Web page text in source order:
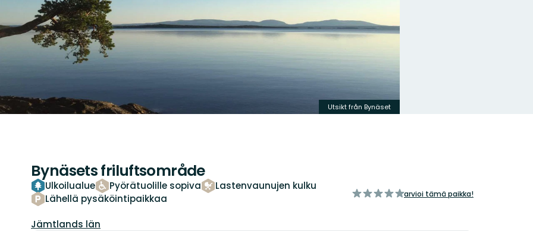
Utsikt från Bynäset
Bynäsets friluftsområde
Ulkoilualue Pyörätuolille sopiva
Lastenvaunujen kulku
Lähellä pysäköintipaikkaa
/5
arvioi tämä paikka!
Kunta:
Jämtlands län